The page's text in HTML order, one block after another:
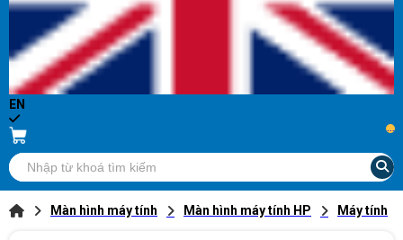
EN
...
Màn hình máy tính Màn hình máy tính HP Máy tính